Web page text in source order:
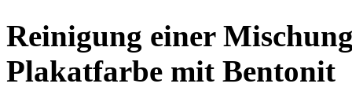
Reinigung einer
Plakatfarbe mit Bentonit